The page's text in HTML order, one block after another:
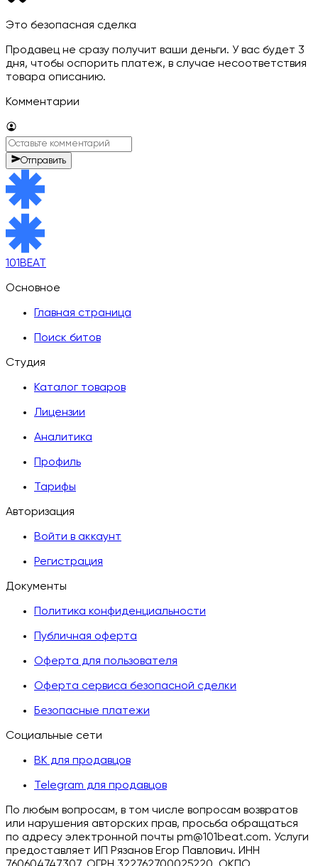
Это безопасная сделка
Продавец не сразу получит ваши деньги. У вас будет 3
дня, чтобы оспорить платеж, в случае несоответствия
товара описанию.
Комментарии
Отправить
101BEAT
Основное
Главная страница
Поиск битов
Студия
Каталог товаров
Лицензии
Аналитика
Профиль
Тарифы
Авторизация
Войти в аккаунт
Регистрация
Документы
Политика конфиденциальности
Публичная оферта
Оферта для пользователя
Оферта сервиса безопасной сделки
Безопасные платежи
Социальные сети
ВК для продавцов
Telegram для продавцов
По любым вопросам, в том числе вопросам возвратов
или нарушения авторских прав, просьба обращаться
по адресу электронной почты pm@101beat.com. Услуги
предоставляет ИП Рязанов Егор Павлович. ИНН